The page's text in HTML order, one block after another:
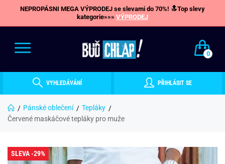
NEPROPÁSNI MEGA VÝPRODEJ se slevami do 70%! 🔝Top slevy
kategorie»»» VÝPRODEJ
0
VYHLEDÁVÁNÍ PŘIHLÁSIT SE
Pánské oblečení
Tepláky
Červené maskáčové tepláky pro muže
SLEVA -29%